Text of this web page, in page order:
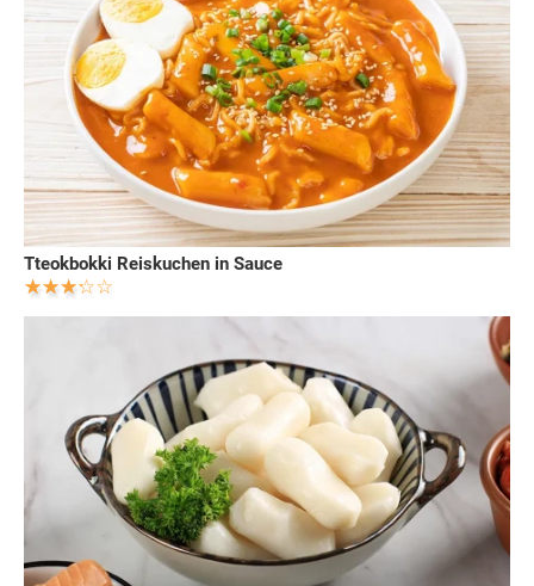
Tteokbokki Reiskuchen in Sauce